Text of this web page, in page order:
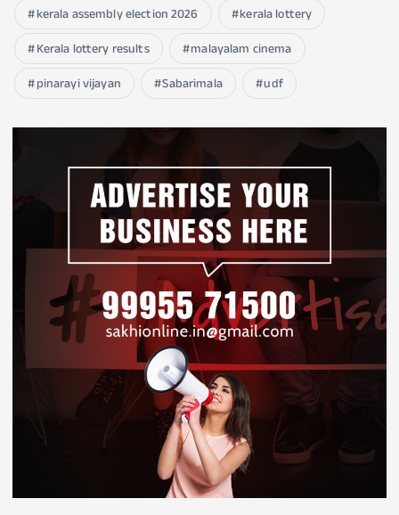
kerala assembly election 2026
kerala lottery
Kerala lottery results
malayalam cinema
pinarayi vijayan
Sabarimala udf